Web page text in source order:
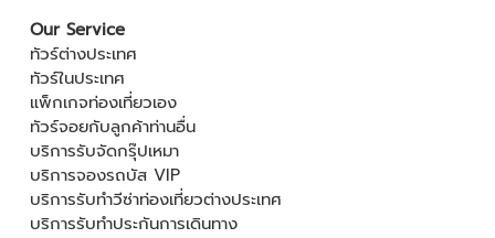
Our Service
ทัวร์ต่างประเทศ
ทัวร์ในประเทศ
แพ็กเกจท่องเที่ยวเอง
ทัวร์จอยกับลูกค้าท่านอื่น
บริการรับจัดกรุ๊ปเหมา
บริการจองรถบัส VIP
บริการรับทำวีซ่าท่องเที่ยวต่างประเทศ
บริการรับทำประกันการเดินทาง